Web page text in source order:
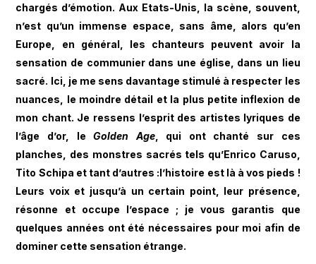
chargés d’émotion. Aux Etats-Unis, la scène, souvent,
n’est qu’un immense espace, sans âme, alors qu’en
Europe, en général, les chanteurs peuvent avoir la
sensation de communier dans une église, dans un lieu
sacré. Ici, je me sens davantage stimulé à respecter les
nuances, le moindre détail et la plus petite inflexion de
mon chant. Je ressens l’esprit des artistes lyriques de
l’âge d’or, leGolden Age, qui ont chanté sur ces
planches, des monstres sacrés tels qu’Enrico Caruso,
Tito Schipa et tant d’autres :l’histoire est là à vos pieds !
Leurs voix et jusqu’à un certain point, leur présence,
résonne et occupe l’espace ; je vous garantis que
quelques années ont été nécessaires pour moi afin de
dominer cette sensation étrange.